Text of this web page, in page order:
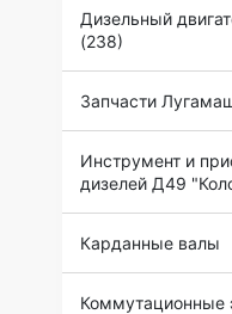
Дизельный
(238)
Запчасти
Инструмент и
дизелей Д49
Карданные валы
Коммутационные